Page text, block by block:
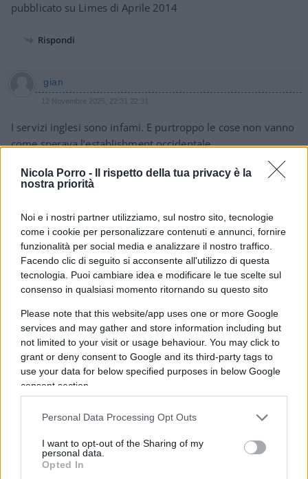
Nicola Porro -
Il rispetto della tua privacy è la
nostra priorità
Noi e i nostri partner utilizziamo, sul nostro sito, tecnologie
come i cookie per personalizzare contenuti e annunci, fornire
funzionalità per social media e analizzare il nostro traffico.
Facendo clic di seguito si acconsente all'utilizzo di questa
tecnologia. Puoi cambiare idea e modificare le tue scelte sul
consenso in qualsiasi momento ritornando su questo sito
Please note that this website/app uses one or more Google
services and may gather and store information including but
not limited to your visit or usage behaviour. You may click to
grant or deny consent to Google and its third-party tags to
use your data for below specified purposes in below Google
consent section.
Personal Data Processing Opt Outs
I want to opt-out of the Sharing of my
personal data.
Opted In
pubblicato su Limes di Aprile 2014
Rispondi
gian
12 Novembre 2025, 22:31 22:31
I servizi inglesi sono infami. E purtroppo le cose non vanno
come sperava l’establishment occidentale.
https://www.ilcontesto.net/guerra-in-ucraina-pokrovsk-
collasso/
rosario nicoletti
12 Novembre 2025, 15:54 15:54
E’ veramente triste toccare con mano la stupidità dei governi
europei (britannico incluso). Fanno di tutto per essere
sempre più irrilevanti e manifestare la propria stupidità
Rispondi VIsualizza le risposte
12 Novembre 2025, 15:08 15:08
La pace si fa con gli altri, non restando a discutere tra alleati.
Non si discute di pace, ma delle proprie posizioni senza